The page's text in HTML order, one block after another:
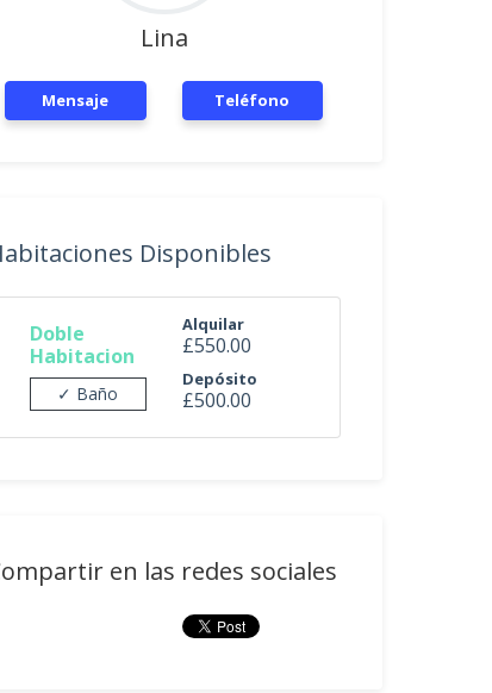
Lina
Mensaje Teléfono
Disponibles
Doble
Habitacion
✓ Baño
Alquilar
£550.00
Depósito
£500.00
en las redes sociales